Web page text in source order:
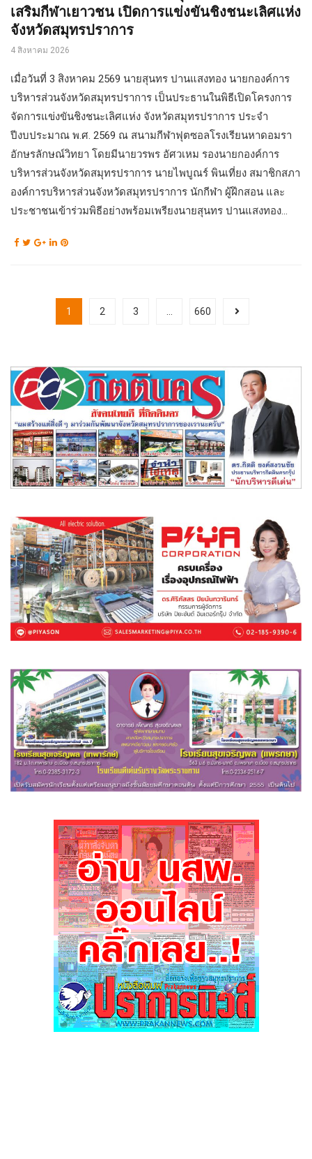
เสริมกีฬาเยาวชน เปิดการแข่งขันชิงชนะเลิศแห่ง
จังหวัดสมุทรปราการ
4 สิงหาคม 2026
เมื่อวันที่ 3 สิงหาคม 2569 นายสุนทร ปานแสงทอง นายกองค์การ
บริหารส่วนจังหวัดสมุทรปราการ เป็นประธานในพิธีเปิดโครงการ
จัดการแข่งขันชิงชนะเลิศแห่ง จังหวัดสมุทรปราการ ประจำ
ปีงบประมาณ พ.ศ. 2569 ณ สนามกีฬาฟุตซอลโรงเรียนหาดอมรา
อักษรลักษณ์วิทยา โดยมีนายวรพร อัศวเหม รองนายกองค์การ
บริหารส่วนจังหวัดสมุทรปราการ นายไพบูณร์ พินเที่ยง สมาชิกสภา
องค์การบริหารส่วนจังหวัดสมุทรปราการ นักกีฬา ผู้ฝึกสอน และ
ประชาชนเข้าร่วมพิธีอย่างพร้อมเพรียงนายสุนทร ปานแสงทอง...
1 2 3 660